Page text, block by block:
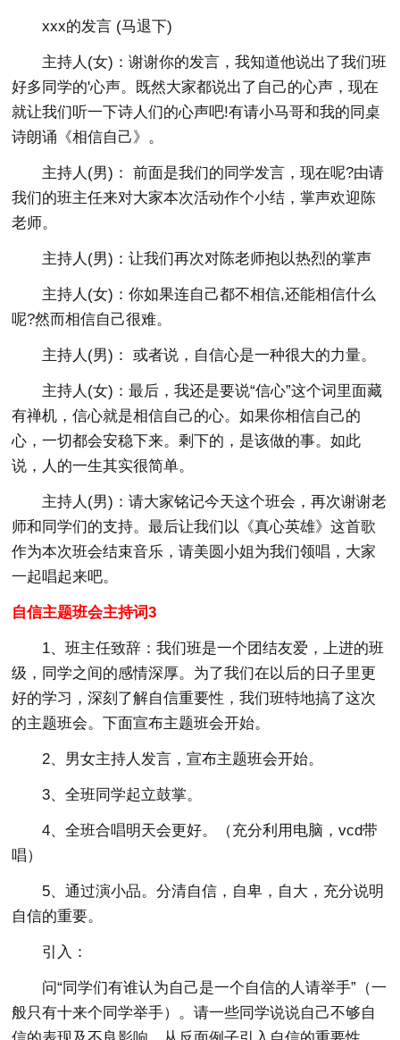
xxx的发言 (马退下)
主持人(女)：谢谢你的发言，我知道他说出了我们班
好多同学的'心声。既然大家都说出了自己的心声，现在
就让我们听一下诗人们的心声吧!有请小马哥和我的同桌
诗朗诵《相信自己》。
主持人(男)： 前面是我们的同学发言，现在呢?由请
我们的班主任来对大家本次活动作个小结，掌声欢迎陈
老师。
主持人(男)：让我们再次对陈老师抱以热烈的掌声
主持人(女)：你如果连自己都不相信,还能相信什么
呢?然而相信自己很难。
主持人(男)： 或者说，自信心是一种很大的力量。
主持人(女)：最后，我还是要说“信心”这个词里面藏
有禅机，信心就是相信自己的心。如果你相信自己的
心，一切都会安稳下来。剩下的，是该做的事。如此
说，人的一生其实很简单。
主持人(男)：请大家铭记今天这个班会，再次谢谢老
师和同学们的支持。最后让我们以《真心英雄》这首歌
作为本次班会结束音乐，请美圆小姐为我们领唱，大家
一起唱起来吧。
自信主题班会主持词3
1、班主任致辞：我们班是一个团结友爱，上进的班
级，同学之间的感情深厚。为了我们在以后的日子里更
好的学习，深刻了解自信重要性，我们班特地搞了这次
的主题班会。下面宣布主题班会开始。
2、男女主持人发言，宣布主题班会开始。
3、全班同学起立鼓掌。
4、全班合唱明天会更好。（充分利用电脑，vcd带
唱）
5、通过演小品。分清自信，自卑，自大，充分说明
自信的重要。
引入：
问“同学们有谁认为自己是一个自信的人请举手”（一
般只有十来个同学举手）。请一些同学说说自己不够自